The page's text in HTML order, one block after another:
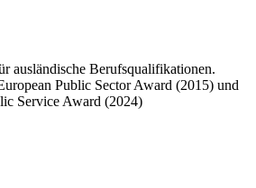
ausländische Berufsqualifikationen.
Public Sector Award (2015) und
Service Award (2024)